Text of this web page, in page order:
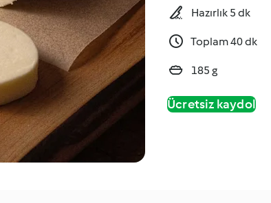
Hazırlık 5 dk
Toplam 40 dk
185 g
Ücretsiz kaydol